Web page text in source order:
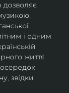
дозволяє
і одним
життя
звідки